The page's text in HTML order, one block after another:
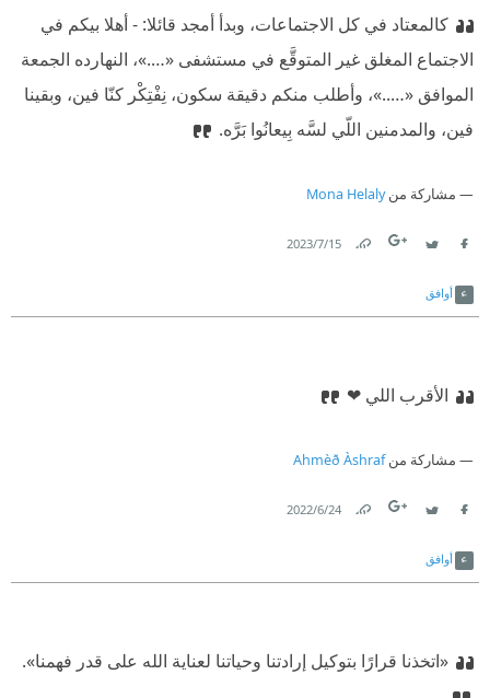
كالمعتاد في كل الاجتماعات، وبدأ أمجد قائلا: ‏‫- أهلا بيكم في
الاجتماع المغلق غير المتوقَّع في مستشفى «….»، النهارده الجمعة
الموافق «…..»، وأطلب منكم دقيقة سكون، نِفْتِكْر كنّا فين، وبقينا
فين، والمدمنين اللّي لسَّه بِيعانُوا بَرَّه.‏
مشاركة منMona Helaly
15‏/7‏/2023
أوافق
الأقرب اللي ❤
مشاركة منAhmèð Àshraf
24‏/6‏/2022
أوافق
«اتخذنا قرارًا بتوكيل إرادتنا وحياتنا لعناية الله على قدر فهمنا». ‏